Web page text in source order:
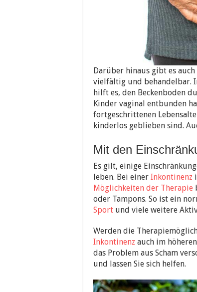
Darüber hinaus gibt es
vielfältig und behandelbar.
hilft es, den Beckenboden
Kinder vaginal entbunden
fortgeschrittenen
kinderlos geblieben sind.
Mit den
Es gilt, einige
leben. Bei einer Inkontinenz
Möglichkeiten der Therapie
oder Tampons. So ist ein
Sport und viele weitere
Werden die
Inkontinenz auch im
das Problem aus Scham
und lassen Sie sich helfen.